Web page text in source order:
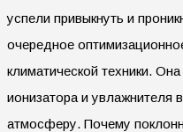
успели привыкнуть и
очередное
климатической техники.
ионизатора и
атмосферу. Почему